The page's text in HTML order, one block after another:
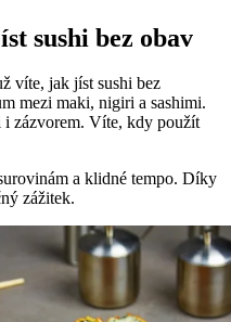
sushi bez obav
víte, jak jíst sushi bez
mezi maki, nigiri a sashimi.
i zázvorem. Víte, kdy použít
a klidné tempo. Díky
zážitek.